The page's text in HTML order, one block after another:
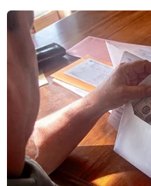
Ảnh minh họa.
Tờ Wall Street Journal
quan chức am hiểu
điều tra thiệt hại cáp
cho thấy không có
trách nhiệm về các sự
Các quốc gia thuộc